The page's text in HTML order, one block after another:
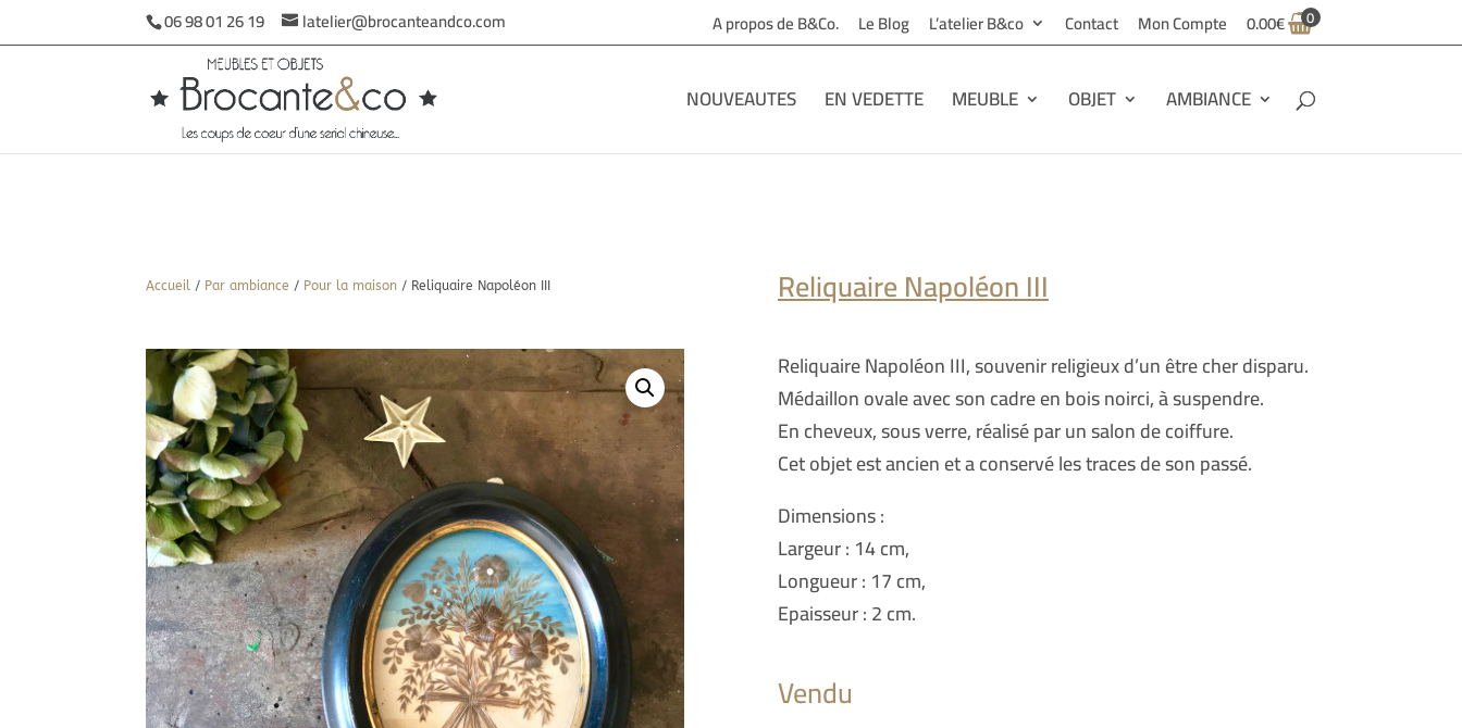
06 98 01 26 19 latelier@brocanteandco.com A propos de B&Co. Le Blog L’atelier B&co Contact Mon Compte 0.00€ 0
NOUVEAUTES EN VEDETTE MEUBLE OBJET AMBIANCE
Accueil / Par ambiance / Pour la maison / Reliquaire Napoléon III Reliquaire Napoléon III
Reliquaire Napoléon III, souvenir religieux d’un être cher disparu.
Médaillon ovale avec son cadre en bois noirci, à suspendre.
En cheveux, sous verre, réalisé par un salon de coiffure.
Cet objet est ancien et a conservé les traces de son passé.
Dimensions :
Largeur : 14 cm,
Longueur : 17 cm,
Epaisseur : 2 cm.
Vendu